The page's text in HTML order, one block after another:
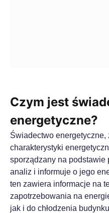
Czym jest
energetyczne?
Świadectwo
charakterystyki
sporządzany na podstawie
analiz i informuje o jego
ten zawiera informacje na
zapotrzebowania na
jak i do chłodzenia